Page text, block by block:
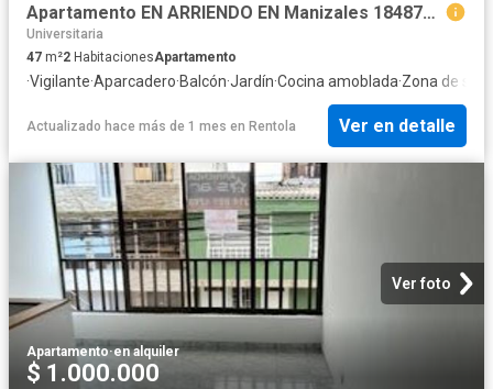
Apartamento EN ARRIENDO EN Manizales 184877 $1.000.000
Universitaria
47 m²2 HabitacionesApartamento
·Vigilante·Aparcadero·Balcón·Jardín·Cocina amoblada·Zona de
Actualizado hace más de 1 mes en Rentola Ver en detalle
Ver foto
Apartamento·en alquiler
$ 1.000.000